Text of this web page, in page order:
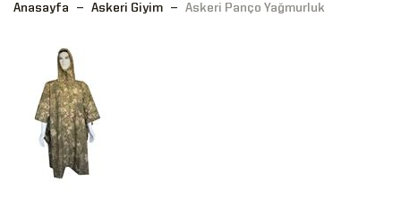
Anasayfa Askeri Giyim Askeri Panço Yağmurluk